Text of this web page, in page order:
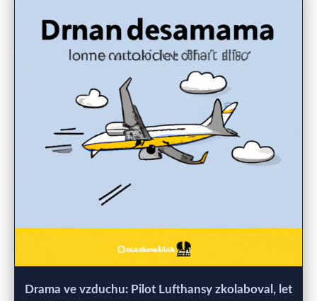
Drama ve vzduchu: Pilot Lufthansy zkolaboval, let